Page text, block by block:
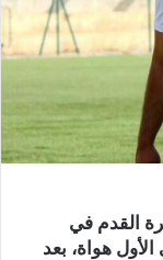
القدم في
هواة، بعد